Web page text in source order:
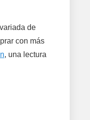
de
con más
, una lectura